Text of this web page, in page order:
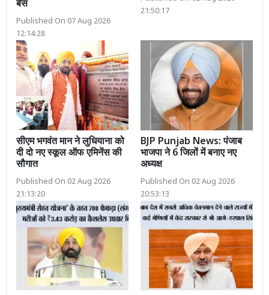
बैंस
Published On 07 Aug 2026
12:14:28
21:50:17
सीएम भगवंत मान ने लुधियाना को
दी दो नए स्कूल ऑफ एमिनेंस की
सौगात
Published On 02 Aug 2026
21:13:20
BJP Punjab News: पंजाब
भाजपा ने 6 जिलों में बनाए नए
अध्यक्ष
Published On 02 Aug 2026
20:53:13